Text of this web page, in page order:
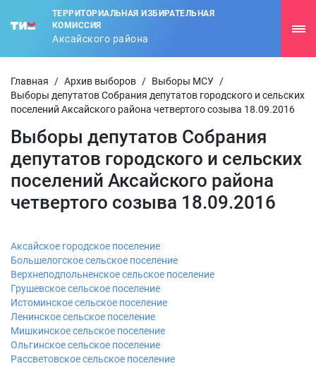
ТЕРРИТОРИАЛЬНАЯ ИЗБИРАТЕЛЬНАЯ
КОМИССИЯ
Аксайского района
Главная / Архив выборов / Выборы МСУ /
Выборы депутатов Собрания депутатов городского и сельских
поселений Аксайского района четвертого созыва 18.09.2016
Выборы депутатов Собрания
депутатов городского и сельских
поселений Аксайского района
четвертого созыва 18.09.2016
Аксайское городское поселение
Большелогское сельское поселение
Верхнеподпольненское сельское поселение
Грушевское сельское поселение
Истоминское сельское поселение
Ленинское сельское поселение
Мишкинское сельское поселение
Ольгинское сельское поселение
Рассветовское сельское поселение